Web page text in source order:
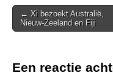
Post
navigation
← Xi bezoekt Australië,
Nieuw-Zeeland en Fiji
Een reactie